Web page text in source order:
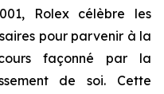
Rolex célèbre les
pour parvenir à la
façonné par la
de soi. Cette